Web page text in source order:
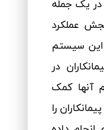
در یک جمله
عملکرد
این سیستم
در
آنها کمک
را